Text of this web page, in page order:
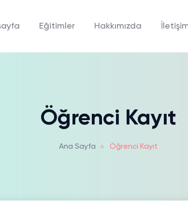
Eğitimler Hakkımızda
Öğrenci Kayıt
Ana Sayfa Öğrenci Kayıt